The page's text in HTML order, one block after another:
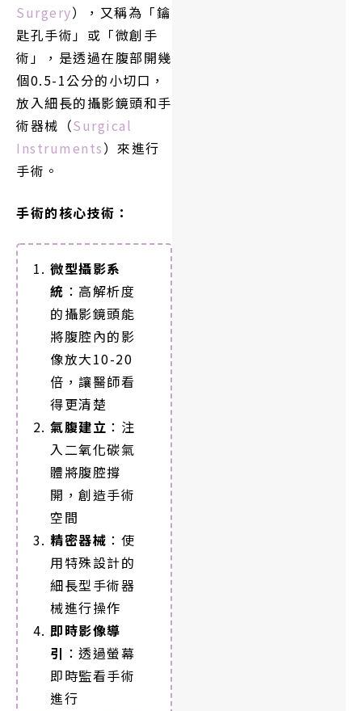
Surgery），又稱為「鑰
匙孔手術」或「微創手
術」，是透過在腹部開幾
個0.5-1公分的小切口，
放入細長的攝影鏡頭和手
術器械（Surgical
Instruments）來進行
手術。
手術的核心技術：
微型攝影系
統 ：高解析度
的攝影鏡頭能
將腹腔內的影
像放大10-20
倍，讓醫師看
得更清楚
氣腹建立 ：注
入二氧化碳氣
體將腹腔撐
開，創造手術
空間
精密器械 ：使
用特殊設計的
細長型手術器
械進行操作
即時影像導
引 ：透過螢幕
即時監看手術
進行